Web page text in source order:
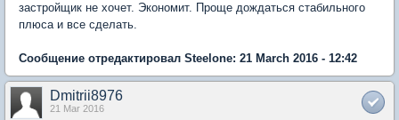
застройщик не хочет. Экономит. Проще дождаться стабильного
плюса и все сделать.
Сообщение отредактировал Steelone: 21 March 2016 - 12:42
Dmitrii8976
21 Mar 2016